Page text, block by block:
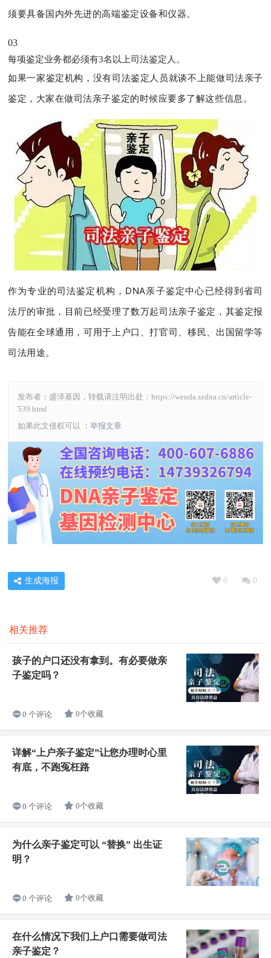
须要具备国内外先进的高端鉴定设备和仪器。
03
每项鉴定业务都必须有3名以上司法鉴定人。
如果一家鉴定机构，没有司法鉴定人员就谈不上能做司法亲子
鉴定，大家在做司法亲子鉴定的时候应要多了解这些信息。
作为专业的司法鉴定机构，DNA亲子鉴定中心已经得到省司
法厅的审批，目前已经受理了数万起司法亲子鉴定，其鉴定报
告能在全球通用，可用于上户口、打官司、移民、出国留学等
司法用途。
发布者：盛泽基因，转载请注明出处： https://wenda.szdna.cn/article-
539.html
如果此文侵权可以 ： 举报文章
0 0
生成海报
相关推荐
孩子的户口还没有拿到。有必要做亲
子鉴定吗？
0 个评论 0个收藏
详解“上户亲子鉴定”让您办理时心里
有底，不跑冤枉路
0 个评论 0个收藏
为什么亲子鉴定可以 “替换” 出生证
明？
0 个评论 0个收藏
在什么情况下我们上户口需要做司法
亲子鉴定？